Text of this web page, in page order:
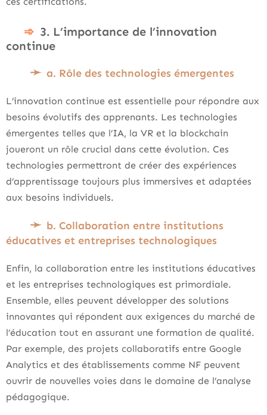
3. L’importance de l’innovation
continue
a. Rôle des technologies émergentes
L’innovation continue est essentielle pour répondre aux
besoins évolutifs des apprenants. Les technologies
émergentes telles que l’IA, la VR et la blockchain
joueront un rôle crucial dans cette évolution. Ces
technologies permettront de créer des expériences
d’apprentissage toujours plus immersives et adaptées
aux besoins individuels.
b. Collaboration entre institutions
éducatives et entreprises technologiques
Enfin, la collaboration entre les institutions éducatives
et les entreprises technologiques est primordiale.
Ensemble, elles peuvent développer des solutions
innovantes qui répondent aux exigences du marché de
l’éducation tout en assurant une formation de qualité.
Par exemple, des projets collaboratifs entre Google
Analytics et des établissements comme NF peuvent
ouvrir de nouvelles voies dans le domaine de l’analyse
pédagogique.